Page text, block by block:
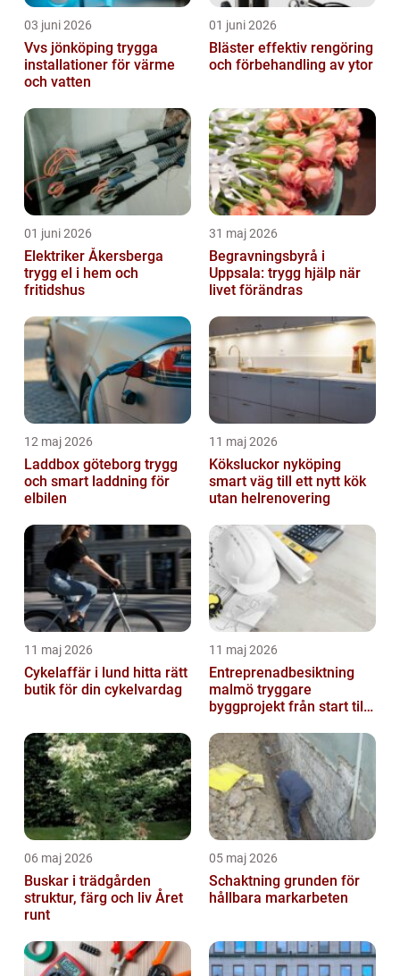
03 juni 2026
Vvs jönköping trygga
installationer för värme
och vatten
01 juni 2026
Bläster effektiv rengöring
och förbehandling av ytor
01 juni 2026
Elektriker Åkersberga
trygg el i hem och
fritidshus
31 maj 2026
Begravningsbyrå i
Uppsala: trygg hjälp när
livet förändras
12 maj 2026
Laddbox göteborg trygg
och smart laddning för
elbilen
11 maj 2026
Köksluckor nyköping
smart väg till ett nytt kök
utan helrenovering
11 maj 2026
Cykelaffär i lund hitta rätt
butik för din cykelvardag
11 maj 2026
Entreprenadbesiktning
malmö tryggare
byggprojekt från start till
06 maj 2026
Buskar i trädgården
struktur, färg och liv Året
runt
05 maj 2026
Schaktning grunden för
hållbara markarbeten